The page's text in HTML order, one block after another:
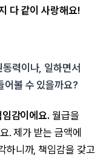
다 같이 사랑해요!
력이나, 일하면서
어볼 수 있을까요?
감이에요. 월급을
. 제가 받는 금액에
하니까, 책임감을 갖고